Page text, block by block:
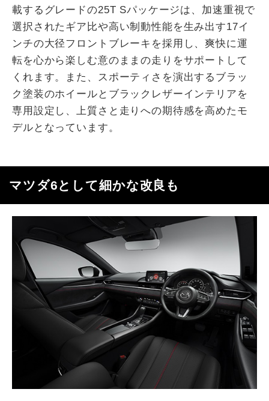
載するグレードの25T Sパッケージは、加速重視で
選択されたギア比や高い制動性能を生み出す17イ
ンチの大径フロントブレーキを採用し、爽快に運
転を心から楽しむ意のままの走りをサポートして
くれます。また、スポーティさを演出するブラッ
ク塗装のホイールとブラックレザーインテリアを
専用設定し、上質さと走りへの期待感を高めたモ
デルとなっています。
マツダ6として細かな改良も